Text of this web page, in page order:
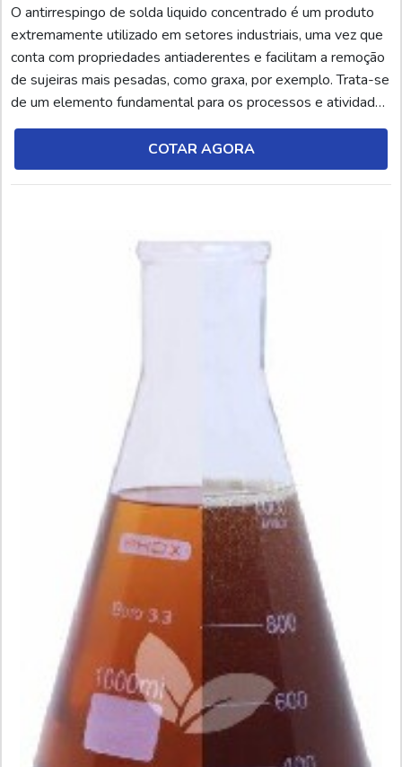
O antirrespingo de solda liquido concentrado é um produto
extremamente utilizado em setores industriais, uma vez que
conta com propriedades antiaderentes e facilitam a remoção
de sujeiras mais pesadas, como graxa, por exemplo. Trata-se
de um elemento fundamental para os processos e atividades
relacionadas à soldagem. O antirrespingo de solda, por sua
vez, é um produto químico (líquido ou aerossol), desenvolvido
por meio de agentes anti...
COTAR AGORA